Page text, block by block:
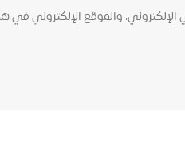
والموقع الإلكتروني في